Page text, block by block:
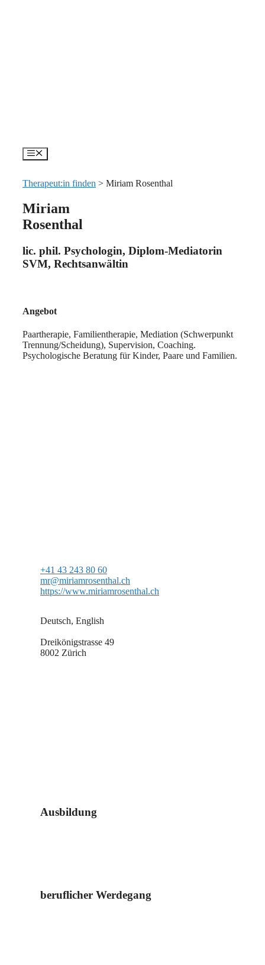
Menü
Therapeut:in finden > Miriam Rosenthal
Miriam
Rosenthal
lic. phil. Psychologin, Diplom-Mediatorin
SVM, Rechtsanwältin
Angebot
Paartherapie, Familientherapie, Mediation (Schwerpunkt
Trennung/Scheidung), Supervision, Coaching.
Psychologische Beratung für Kinder, Paare und Familien.
+41 43 243 80 60
mr@miriamrosenthal.ch
https://www.miriamrosenthal.ch
Deutsch, English
Dreikönigstrasse 49
8002 Zürich
Ausbildung
beruflicher Werdegang